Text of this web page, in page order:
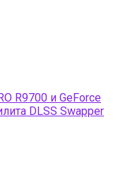
R9700 и GeForce
DLSS Swapper